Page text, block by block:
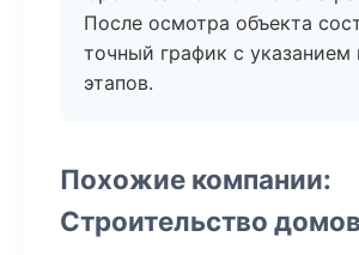
После осмотра объекта
точный график с указанием
этапов.
Похожие компании:
Строительство домов